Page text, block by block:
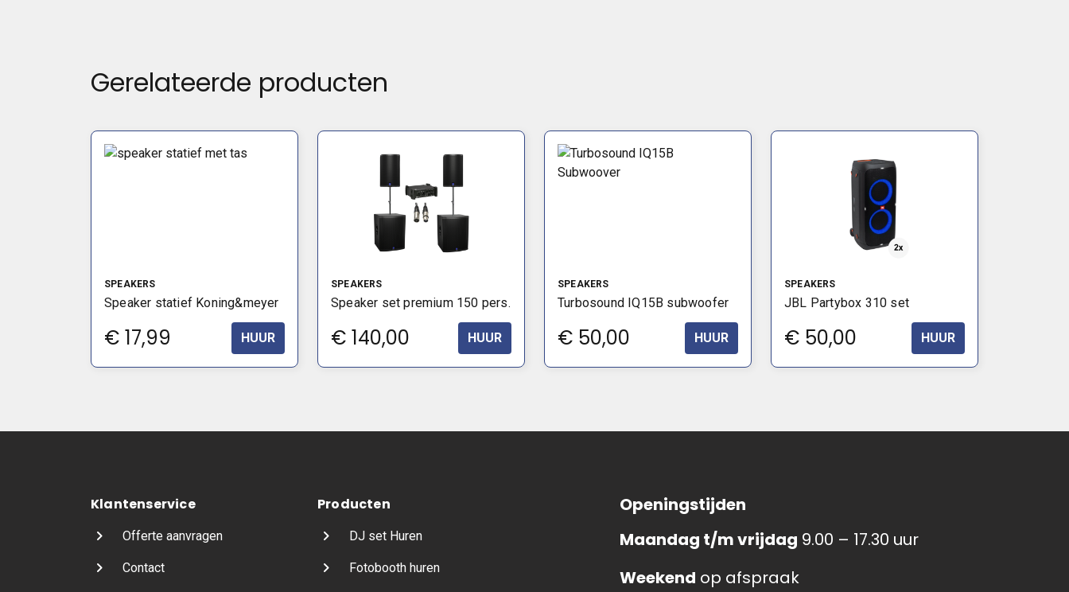
Gerelateerde producten
SPEAKERS
Speaker statief Koning&meyer
€ 17,99 HUUR
SPEAKERS
Speaker set premium 150 pers.
€ 140,00 HUUR
SPEAKERS
Turbosound IQ15B subwoofer
€ 50,00 HUUR
SPEAKERS
JBL Partybox 310 set
€ 50,00 HUUR
Klantenservice
Offerte aanvragen
Contact
Producten
DJ set Huren
Fotobooth huren
Openingstijden
Maandag t/m vrijdag 9.00 – 17.30 uur
Weekend op afspraak